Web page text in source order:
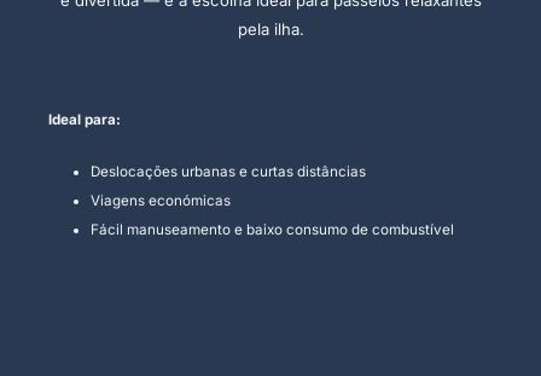
pela ilha.
Ideal para:
Deslocações urbanas e curtas distâncias
Viagens económicas
Fácil manuseamento e baixo consumo de combustível